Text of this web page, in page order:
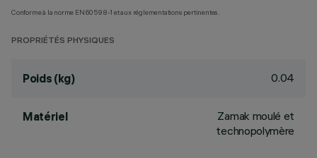
Conforme à la norme EN60598-1 et aux réglementations pertinentes.
PROPRIÉTÉS PHYSIQUES
Poids (kg) 0.04
Matériel
Zamak moulé et
technopolymère